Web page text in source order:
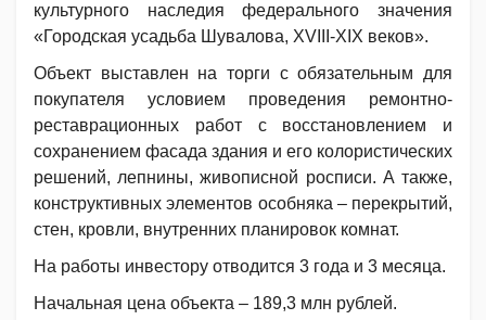
культурного наследия федерального значения
«Городская усадьба Шувалова, XVIII-XIX веков».
Объект выставлен на торги с обязательным для
покупателя условием проведения ремонтно-
реставрационных работ с восстановлением и
сохранением фасада здания и его колористических
решений, лепнины, живописной росписи. А также,
конструктивных элементов особняка – перекрытий,
стен, кровли, внутренних планировок комнат.
На работы инвестору отводится 3 года и 3 месяца.
Начальная цена объекта – 189,3 млн рублей.